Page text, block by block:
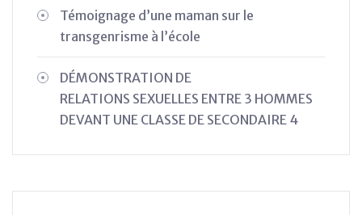
Témoignage d’une maman sur le
transgenrisme à l’école
DÉMONSTRATION DE
RELATIONS SEXUELLES ENTRE 3 HOMMES
DEVANT UNE CLASSE DE SECONDAIRE 4